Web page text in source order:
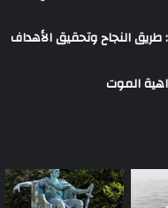
طريق النجاح وتحقيق الأهداف
الموت